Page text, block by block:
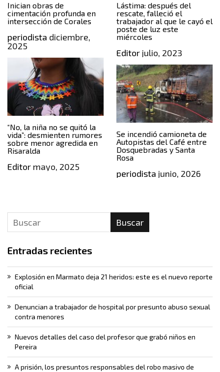
Inician obras de
cimentación profunda en
intersección de Corales
periodista diciembre,
2025
Lástima: después del
rescate, falleció el
trabajador al que le cayó el
poste de luz este
miércoles
Editorjulio, 2023
“No, la niña no se quitó la
vida”: desmienten rumores
sobre menor agredida en
Risaralda
Editor mayo, 2025
Se incendió camioneta de
Autopistas del Café entre
Dosquebradas y Santa
Rosa
periodista junio, 2026
Buscar
Entradas recientes
Explosión en Marmato deja 21 heridos: este es el nuevo reporte
oficial
Denuncian a trabajador de hospital por presunto abuso sexual
contra menores
Nuevos detalles del caso del profesor que grabó niños en
Pereira
A prisión, los presuntos responsables del robo masivo de